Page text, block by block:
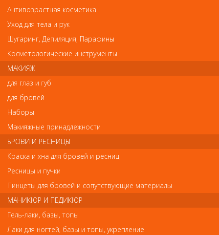
iDetangle.
Это распутывающие расчески, подходящие для
расчёсывания сухих и мокрых волос. Они не тянут и
не травмируют волосы, даже тонкие.
У серии расчёсок iDetangler цельный упругий
корпус, обеспечивающий равномерное давление
на всю поверхность головы при расчесывании,
бережно массажируя.
Вы можете подсушить волосы феном, используя
расческу iDetangle. Благодаря продуваемому
корпусу, волосы не перегреваются, хорячий воздух
распределяется равномерно.
Расчёски очень приятны на ощупь, практически
невесомые, но вместе с тем прочные, стильные и
удобные.
Антивозрастная косметика
Уход для тела и рук
Шугаринг, Депиляция, Парафины
Косметологические инструменты
МАКИЯЖ
для глаз и губ
для бровей
Наборы
Макияжные принадлежности
БРОВИ И РЕСНИЦЫ
Краска и хна для бровей и ресниц
Ресницы и пучки
Пинцеты для бровей и сопутствующие материалы
МАНИКЮР И ПЕДИКЮР
Гель-лаки, базы, топы
Лаки для ногтей, базы и топы, укрепление